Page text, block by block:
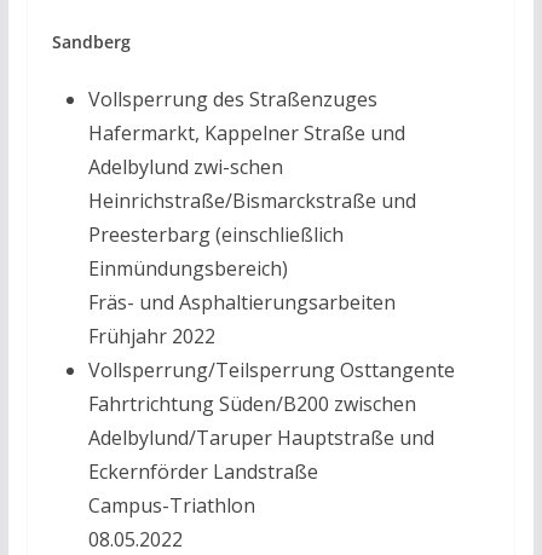
Sandberg
Vollsperrung des Straßenzuges
Hafermarkt, Kappelner Straße und
Adelbylund zwi-schen
Heinrichstraße/Bismarckstraße und
Preesterbarg (einschließlich
Einmündungsbereich)
Fräs- und Asphaltierungsarbeiten
Frühjahr 2022
Vollsperrung/Teilsperrung Osttangente
Fahrtrichtung Süden/B200 zwischen
Adelbylund/Taruper Hauptstraße und
Eckernförder Landstraße
Campus-Triathlon
08.05.2022